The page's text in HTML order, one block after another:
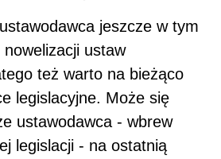
jeszcze w tym
ustaw
też warto na bieżąco
legislacyjne. Może się
ustawodawca - wbrew
legislacji - na ostatnią